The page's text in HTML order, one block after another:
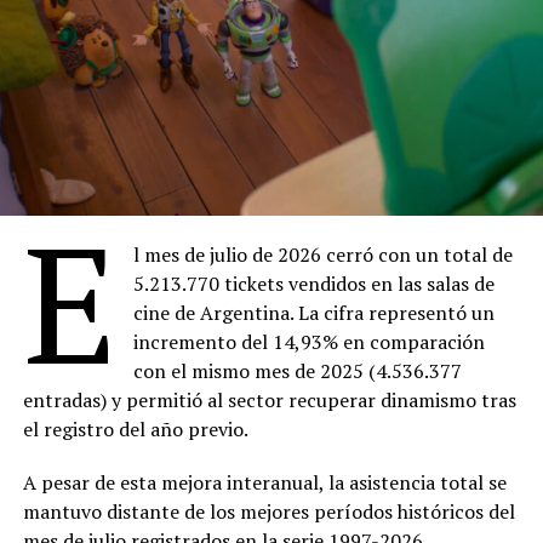
Viernes 7
18:30 – Ahí donde no estás
(Entrada $4.000)
20:30 –
Facultad(Entrada gratuita)
Sábado 8
18:30 –
Ahí donde no estás(Entrada $4.000)
20:30 –
The Thing
(Entrada $4.000)
Domingo 9
18:00 –Ahí donde no estás(Entrada $4.000)
20:00 –Dios y el diablo en la tierra del solen 16
mm ($Entrada 4.000)
Lunes 10
18:30 –Ahí donde no estás (Entrada $4.000)
20:30 –Marcado para matar(Entrada gratuita)
18:30 –Ahí donde no estás(Entrada $4.000)
20:30 –Trilogy of Terror(Entrada $4.000)
E
l mes de julio de 2026 cerró con un total de
5.213.770 tickets vendidos en las salas de
cine de Argentina. La cifra representó un
incremento del 14,93% en comparación
con el mismo mes de 2025 (4.536.377
entradas) y permitió al sector recuperar dinamismo tras
el registro del año previo.
A pesar de esta mejora interanual, la asistencia total se
mantuvo distante de los mejores períodos históricos del